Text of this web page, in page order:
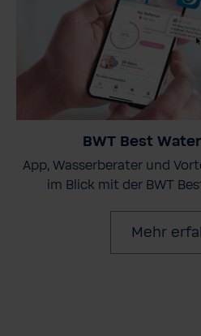
BWT Best
App, Wasserberater und
im Blick mit der BWT
Mehr